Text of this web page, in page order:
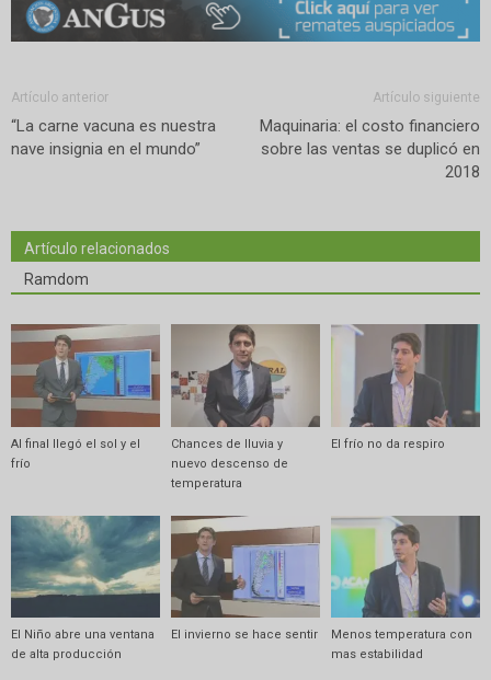
Artículo anterior
“La carne vacuna es nuestra
nave insignia en el mundo”
Artículo siguiente
Maquinaria: el costo financiero
sobre las ventas se duplicó en
2018
Artículo relacionados
Ramdom
Al final llegó el sol y el
frío
Chances de lluvia y
nuevo descenso de
temperatura
El frío no da respiro
El Niño abre una ventana
de alta producción
El invierno se hace sentir
Menos temperatura con
mas estabilidad